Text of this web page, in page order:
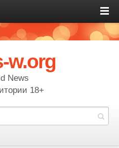
w.org
News
18+